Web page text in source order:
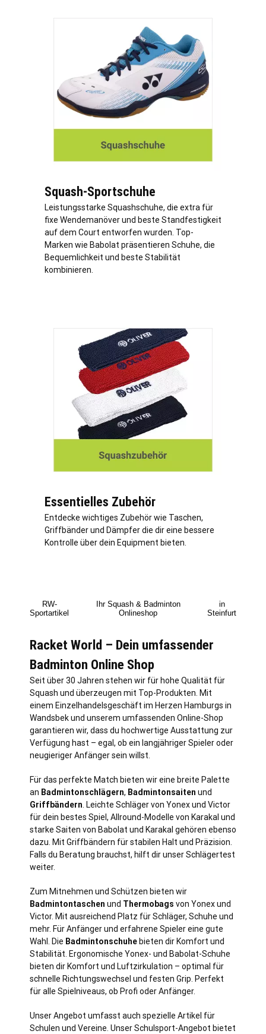
Squash-Sportschuhe
Leistungsstarke Squashschuhe, die extra für
fixe Wendemanöver und beste Standfestigkeit
auf dem Court entworfen wurden. Top-
Marken wie Babolat präsentieren Schuhe, die
Bequemlichkeit und beste Stabilität
kombinieren.
Essentielles Zubehör
Entdecke wichtiges Zubehör wie Taschen,
Griffbänder und Dämpfer die dir eine bessere
Kontrolle über dein Equipment bieten.
RW-
Sportartikel
Ihr Squash & Badminton
Onlineshop
in
Steinfurt
Racket World – Dein umfassender
Badminton Online Shop
Seit über 30 Jahren stehen wir für hohe Qualität für
Squash und überzeugen mit Top-Produkten. Mit
einem Einzelhandelsgeschäft im Herzen Hamburgs in
Wandsbek und unserem umfassenden Online-Shop
garantieren wir, dass du hochwertige Ausstattung zur
Verfügung hast – egal, ob ein langjähriger Spieler oder
neugieriger Anfänger sein willst.
Für das perfekte Match bieten wir eine breite Palette
an Badmintonschlägern, Badmintonsaiten und
Griffbändern . Leichte Schläger von Yonex und Victor
für dein bestes Spiel, Allround-Modelle von Karakal und
starke Saiten von Babolat und Karakal gehören ebenso
dazu. Mit Griffbändern für stabilen Halt und Präzision.
Falls du Beratung brauchst, hilft dir unser Schlägertest
weiter.
Zum Mitnehmen und Schützen bieten wir
Badmintontaschen und Thermobags von Yonex und
Victor. Mit ausreichend Platz für Schläger, Schuhe und
mehr. Für Anfänger und erfahrene Spieler eine gute
Wahl. Die Badmintonschuhe bieten dir Komfort und
Stabilität. Ergonomische Yonex- und Babolat-Schuhe
bieten dir Komfort und Luftzirkulation – optimal für
schnelle Richtungswechsel und festen Grip. Perfekt
für alle Spielniveaus, ob Profi oder Anfänger.
Unser Angebot umfasst auch spezielle Artikel für
Schulen und Vereine. Unser Schulsport-Angebot bietet